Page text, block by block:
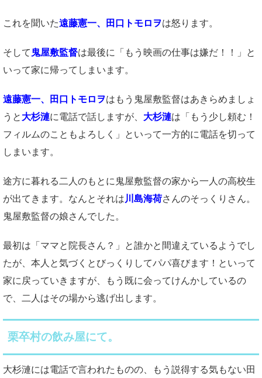
これを聞いた遠藤憲一、田口トモロヲは怒ります。
そして 鬼屋敷監督は最後に「もう映画の仕事は嫌だ！！」と
いって家に帰ってしまいます。
遠藤憲一、田口トモロヲはもう鬼屋敷監督はあきらめましょ
うと 大杉漣に電話で話しますが、 大杉漣は「もう少し頼む！
フィルムのこともよろしく」といって一方的に電話を切って
しまいます。
途方に暮れる二人のもとに鬼屋敷監督の家から一人の高校生
が出てきます。なんとそれは 川島海荷さんのそっくりさん。
鬼屋敷監督の娘さんでした。
最初は「ママと院長さん？」と誰かと間違えているようでし
たが、本人と気づくとびっくりしてパパ喜びます！といって
家に戻っていきますが、もう既に会ってけんかしているの
で、二人はその場から逃げ出します。
栗卒村の飲み屋にて。
大杉漣には電話で言われたものの、もう説得する気もない田